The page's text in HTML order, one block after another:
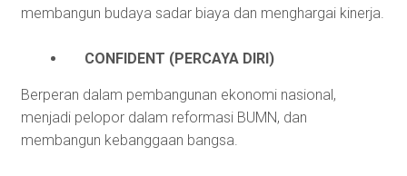
membangun budaya sadar biaya dan menghargai kinerja.
CONFIDENT (PERCAYA DIRI)
Berperan dalam pembangunan ekonomi nasional,
menjadi pelopor dalam reformasi BUMN, dan
membangun kebanggaan bangsa.